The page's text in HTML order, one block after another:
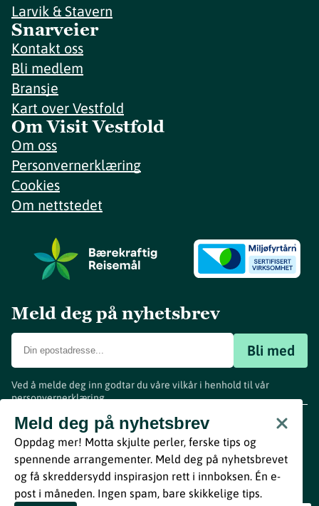
Larvik & Stavern
Snarveier
Kontakt oss
Bli medlem
Bransje
Kart over Vestfold
Om Visit Vestfold
Om oss
Personvernerklæring
Cookies
Om nettstedet
Meld deg på nyhetsbrev
Bli med
Ved å melde deg inn godtar du våre vilkår i henhold til vår
personvernerklæring.
Meld deg på nyhetsbrev
Oppdag mer! Motta skjulte perler, ferske tips og
spennende arrangementer. Meld deg på nyhetsbrevet
og få skreddersydd inspirasjon rett i innboksen. Én e-
post i måneden. Ingen spam, bare skikkelige tips.
www.visitvestfold.com
Turistinformasjon
Vestfold Fylkeskommune
ByBreakfast